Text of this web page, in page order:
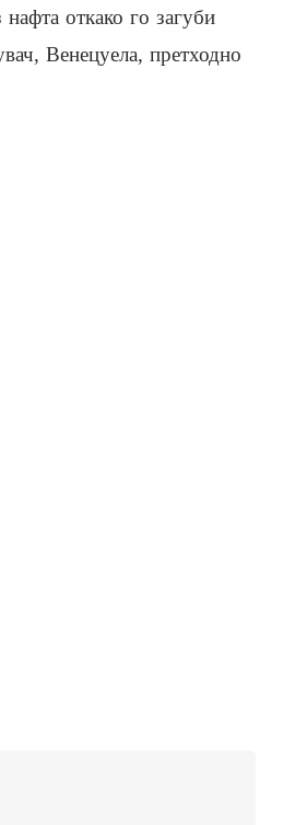
нафта откако го загуби
Венецуела, претходно